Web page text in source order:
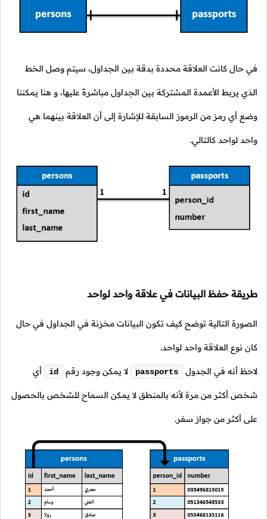
في حال كانت العلاقة محددة بدقة بين الجداول، سيتم وصل الخط
الذي يربط الأعمدة المشتركة بين الجداول مباشرةً عليها، و هنا يمكننا
وضع أي رمز من الرموز السابقة للإشارة إلى أن العلاقة بينهما هي
واحد لواحد كالتالي.
طريقة حفظ البيانات في علاقة واحد لواحد
الصورة التالية توضح كيف تكون البيانات مخزنة في الجداول في حال
كان نوع العلاقة واحد لواحد.
لاحظ أنه في الجدول passports لا يمكن وجود رقم id أي
شخص أكثر من مرة لأنه بالمنطق لا يمكن السماح للشخص بالحصول
على أكثر من جواز سفر.